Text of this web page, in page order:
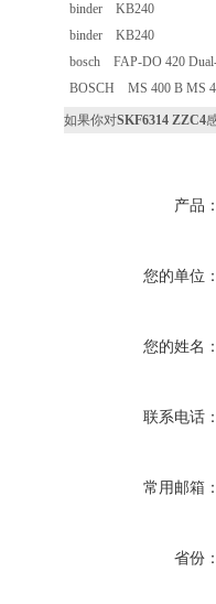
binder KB240
binder KB240
bosch FAP-DO 420
BOSCH MS 400 B MS
如果你对SKF6314 ZZC4
产品
您的单位
您的姓名
联系电话
常用邮箱
省份